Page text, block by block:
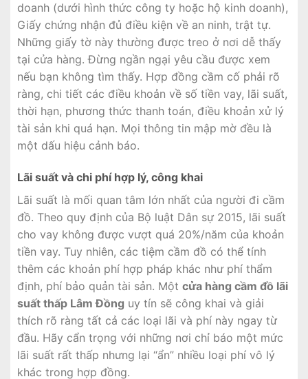
doanh (dưới hình thức công ty hoặc hộ kinh doanh),
Giấy chứng nhận đủ điều kiện về an ninh, trật tự.
Những giấy tờ này thường được treo ở nơi dễ thấy
tại cửa hàng. Đừng ngần ngại yêu cầu được xem
nếu bạn không tìm thấy. Hợp đồng cầm cố phải rõ
ràng, chi tiết các điều khoản về số tiền vay, lãi suất,
thời hạn, phương thức thanh toán, điều khoản xử lý
tài sản khi quá hạn. Mọi thông tin mập mờ đều là
một dấu hiệu cảnh báo.
Lãi suất và chi phí hợp lý, công khai
Lãi suất là mối quan tâm lớn nhất của người đi cầm
đồ. Theo quy định của Bộ luật Dân sự 2015, lãi suất
cho vay không được vượt quá 20%/năm của khoản
tiền vay. Tuy nhiên, các tiệm cầm đồ có thể tính
thêm các khoản phí hợp pháp khác như phí thẩm
định, phí bảo quản tài sản. Một cửa hàng cầm đồ lãi
suất thấp Lâm Đồng uy tín sẽ công khai và giải
thích rõ ràng tất cả các loại lãi và phí này ngay từ
đầu. Hãy cẩn trọng với những nơi chỉ báo một mức
lãi suất rất thấp nhưng lại “ẩn” nhiều loại phí vô lý
khác trong hợp đồng.